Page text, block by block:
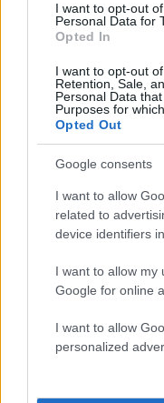
I want to opt-out
Personal Data for
Opted In
I want to opt-out
Retention, Sale,
Personal Data
Purposes for
Opted Out
Google consents
I want to allow
related to
device identifiers
I want to allow my
Google for online
I want to allow
personalized
Πολιτική Απορρήτου&
Share:
Ακολουθήστε το
ενημερωθείτε πρώτοι